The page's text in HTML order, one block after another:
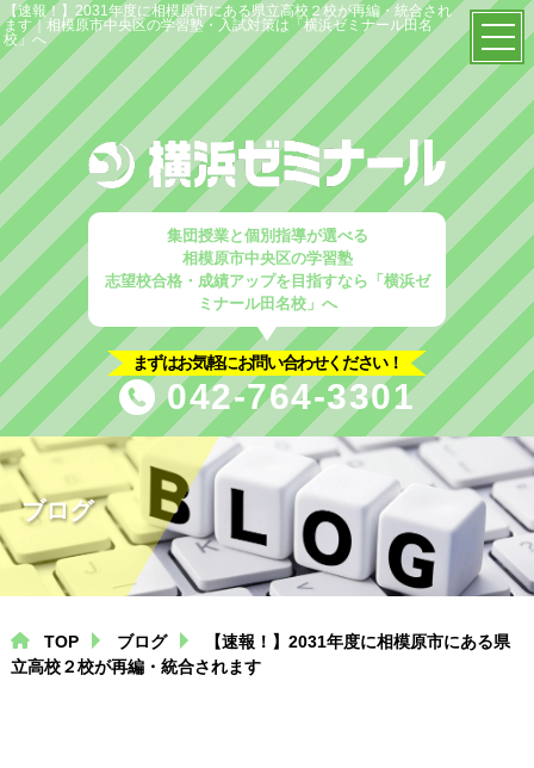
【速報！】2031年度に相模原市にある県立高校２校が再編・統合され
ます｜相模原市中央区の学習塾・入試対策は「横浜ゼミナール田名
校」へ
集団授業と個別指導が選べる
相模原市中央区の学習塾
志望校合格・成績アップを目指すなら「横浜ゼ
ミナール田名校」へ
まずはお気軽にお問い合わせください！
042-764-3301
ブログ
TOP
当塾の特徴
塾概要
はじめての方へ
入塾案内
塾選びのポイント
コース解説
小学生コース
中学生コース
高校生コース
個別指導コース
TOP ブログ
【速報！】2031年度に相模原市にある県
立高校２校が再編・統合されます